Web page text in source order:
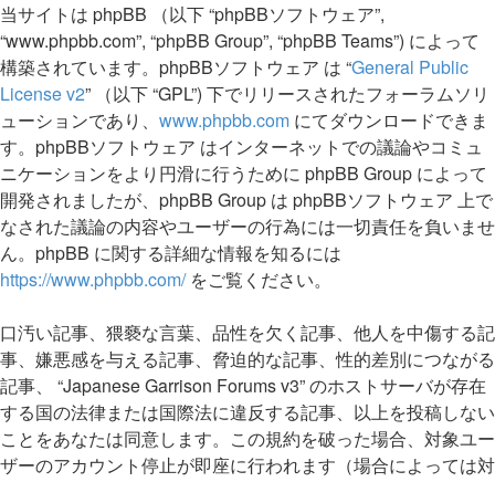
当サイトは phpBB （以下 “phpBBソフトウェア”,
“www.phpbb.com”, “phpBB Group”, “phpBB Teams”) によって
構築されています。phpBBソフトウェア は “General Public
License v2” （以下 “GPL”) 下でリリースされたフォーラムソリ
ューションであり、 www.phpbb.com にてダウンロードできま
す。phpBBソフトウェア はインターネットでの議論やコミュ
ニケーションをより円滑に行うために phpBB Group によって
開発されましたが、phpBB Group は phpBBソフトウェア 上で
なされた議論の内容やユーザーの行為には一切責任を負いませ
ん。phpBB に関する詳細な情報を知るには
https://www.phpbb.com/をご覧ください。
口汚い記事、猥褻な言葉、品性を欠く記事、他人を中傷する記
事、嫌悪感を与える記事、脅迫的な記事、性的差別につながる
記事、 “Japanese Garrison Forums v3” のホストサーバが存在
する国の法律または国際法に違反する記事、以上を投稿しない
ことをあなたは同意します。この規約を破った場合、対象ユー
ザーのアカウント停止が即座に行われます（場合によっては対